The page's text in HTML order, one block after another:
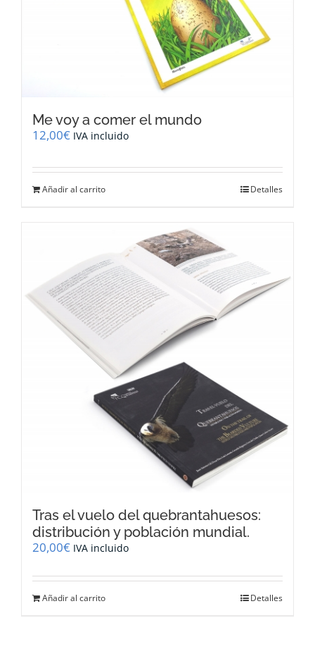
Me voy a comer el mundo
12,00€ IVA incluido
Añadir al carrito Detalles
Tras el vuelo del quebrantahuesos:
distribución y población mundial.
20,00€ IVA incluido
Añadir al carrito Detalles